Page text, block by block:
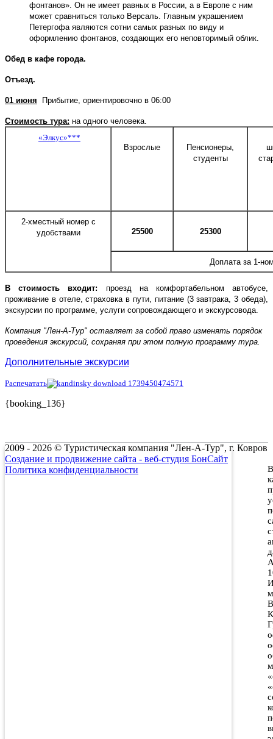
фонтанов». Он не имеет равных в России, а в Европе с ним
может сравниться только Версаль. Главным украшением
Петергофа являются сотни самых разных по виду и
оформлению фонтанов, создающих его неповторимый облик.
Обед в кафе города.
Отъезд.
01 июня Прибытие, ориентировочно в 06:00
Стоимость тура: на одного человека.
«Элкус»***
Взрослые
Пенсионеры,
студенты
2-хместный номер с
удобствами
25500 25300
Доплата за 1-
В стоимость входит: проезд на комфортабельном автобусе,
проживание в отеле, страховка в пути, питание (3 завтрака, 3 обеда),
экскурсии по программе, услуги сопровождающего и экскурсовода.
Компания "Лен-А-Тур" оставляет за собой право изменять порядок
проведения экскурсий, сохраняя при этом полную программу тура.
Дополнительные экскурсии
Распечатать
{booking_136}
2009 - 2026 © Туристическая компания "Лен-А-Тур", г. Ковров
Создание и продвижение сайта - веб-студия БонСайт
Политика конфиденциальности